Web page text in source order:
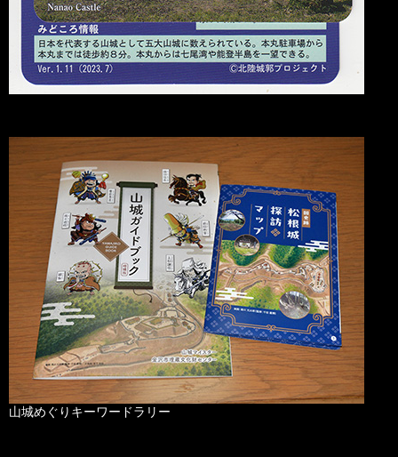
山城めぐりキーワードラリー